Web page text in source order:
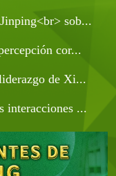
sob...
cor...
de Xi...
interacciones ...